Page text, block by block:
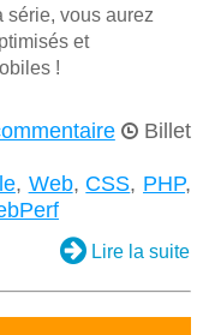
série, vous aurez
et
!
Billet
, Web, CSS, PHP,
 Lire la suite